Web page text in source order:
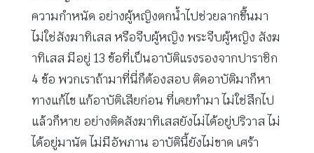
ความกำหนัด อย่างผู้หญิงตกน้ำไปช่วยลากขึ้นมา
ไม่ใช่สังฆาทิเสส หรือจีบผู้หญิง พระจีบผู้หญิง สังฆ
าทิเสส มีอยู่ 13 ข้อที่เป็นอาบัติแรงรองจากปาราชิก
4 ข้อ พวกเราถ้ามาที่นี่ก็ต้องสอบ ติดอาบัติมาก็หา
ทางแก้ไข แก้อาบัติเสียก่อน ที่เคยทำมา ไม่ใช่สึกไป
แล้วก็หาย อย่างติดสังฆาทิเสสยังไม่ได้อยู่ปริวาส ไม่
ได้อยู่มานัต ไม่มีอัพภาน อาบัตินี้ยังไม่ขาด เศร้า